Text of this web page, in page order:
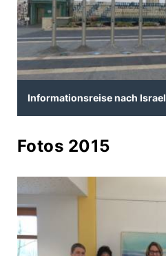
Informationsreise nach Israel
Fotos 2015